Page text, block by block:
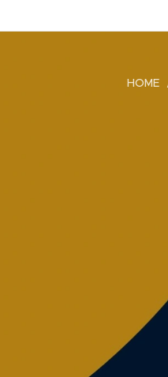
HOME